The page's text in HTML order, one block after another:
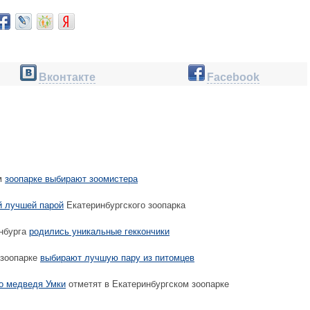
Вконтакте Facebook
зоопарке выбирают зоомистера
лучшей парой Екатеринбургского зоопарка
родились уникальные геккончики
выбирают лучшую пару из питомцев
медведя Умки отметят в Екатеринбургском зоопарке